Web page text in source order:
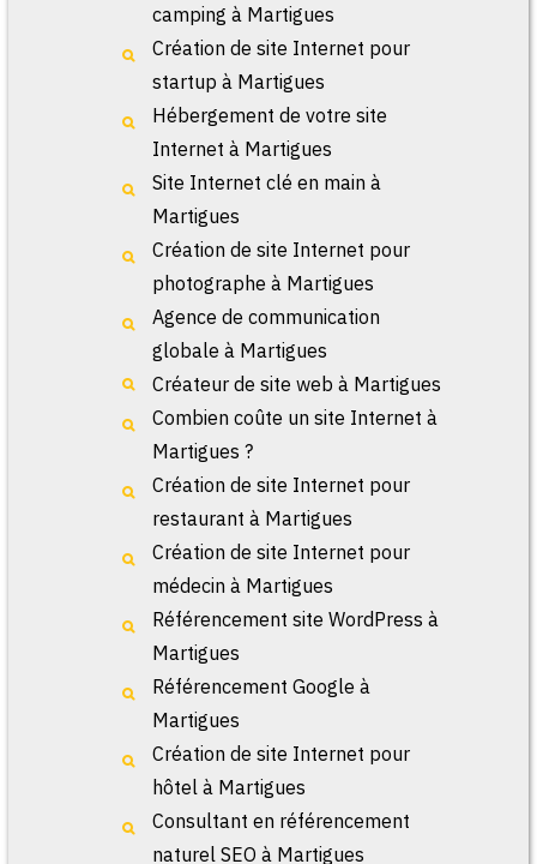
camping à Martigues
Création de site Internet pour
startup à Martigues
Hébergement de votre site
Internet à Martigues
Site Internet clé en main à
Martigues
Création de site Internet pour
photographe à Martigues
Agence de communication
globale à Martigues
Créateur de site web à Martigues
Combien coûte un site Internet à
Martigues ?
Création de site Internet pour
restaurant à Martigues
Création de site Internet pour
médecin à Martigues
Référencement site WordPress à
Martigues
Référencement Google à
Martigues
Création de site Internet pour
hôtel à Martigues
Consultant en référencement
naturel SEO à Martigues